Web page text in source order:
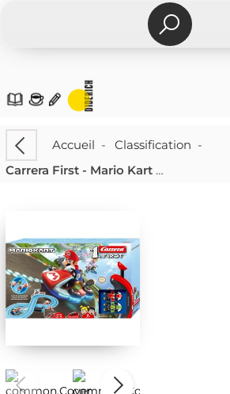
Accueil - Classification -
Carrera First - Mario Kart - Mario Vs. Yoshi